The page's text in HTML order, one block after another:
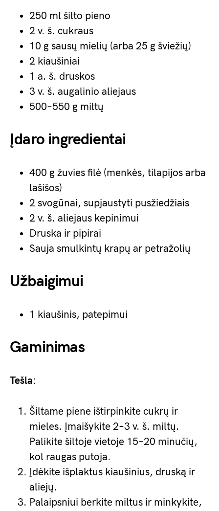
250 ml šilto pieno
2 v. š. cukraus
10 g sausų mielių (arba 25 g šviežių)
2 kiaušiniai
1 a. š. druskos
3 v. š. augalinio aliejaus
500–550 g miltų
Įdaro ingredientai
400 g žuvies filė (menkės, tilapijos arba
lašišos)
2 svogūnai, supjaustyti pusžiedžiais
2 v. š. aliejaus kepinimui
Druska ir pipirai
Sauja smulkintų krapų ar petražolių
Užbaigimui
1 kiaušinis, patepimui
Gaminimas
Tešla:
Šiltame piene ištirpinkite cukrų ir
mieles. Įmaišykite 2–3 v. š. miltų.
Palikite šiltoje vietoje 15–20 minučių,
kol raugas putoja.
Įdėkite išplaktus kiaušinius, druską ir
aliejų.
Palaipsniui berkite miltus ir minkykite,